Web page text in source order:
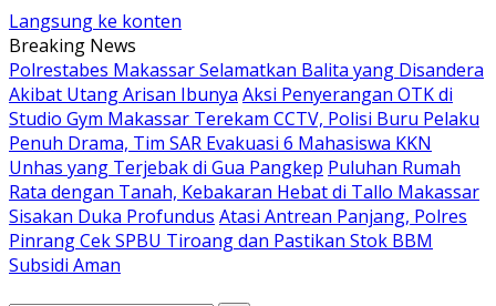
Langsung ke konten
Breaking News
Polrestabes Makassar Selamatkan Balita yang Disandera
Akibat Utang Arisan Ibunya Aksi Penyerangan OTK di
Studio Gym Makassar Terekam CCTV, Polisi Buru Pelaku
Penuh Drama, Tim SAR Evakuasi 6 Mahasiswa KKN
Unhas yang Terjebak di Gua Pangkep Puluhan Rumah
Rata dengan Tanah, Kebakaran Hebat di Tallo Makassar
Sisakan Duka Profundus Atasi Antrean Panjang, Polres
Pinrang Cek SPBU Tiroang dan Pastikan Stok BBM
Subsidi Aman